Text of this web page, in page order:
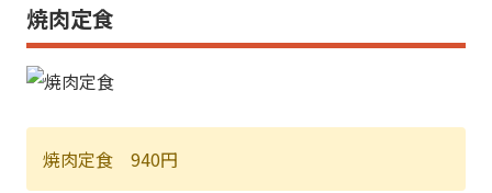
焼肉定食
焼肉定食 940円